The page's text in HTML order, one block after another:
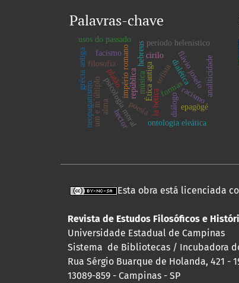
Palavras-chave
platão república
alma
Ética antiga
psicologia moral
império romano
la béticaformas
sofista
um e m´últiplo ontologia eleática
música
poesia diálogo
filosofia dialética
flávio josefo
hebreus período helenístico
grécia antiga facismo
usos do passado
racismo
neopaganismo epagögé
analiticidade
cirilo
hector
Esta obra está licenciada
Revista de Estudos Filosóficos e
Universidade Estadual de Campinas
Sistema de Bibliotecas / Incubadora
Rua Sérgio Buarque de Holanda, 421 -
13089-859 - Campinas - SP